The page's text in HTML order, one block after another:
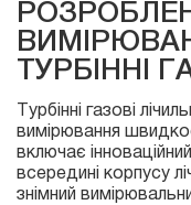
ТУРБІННІ
Турбінні газові
вимірювання
включає
всередині корпусу
знімний